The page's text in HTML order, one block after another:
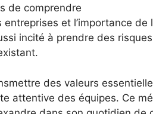
de comprendre
et l’importance de
incité à prendre des
des valeurs
attentive des équipes. Ce